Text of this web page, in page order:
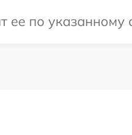
по указанному